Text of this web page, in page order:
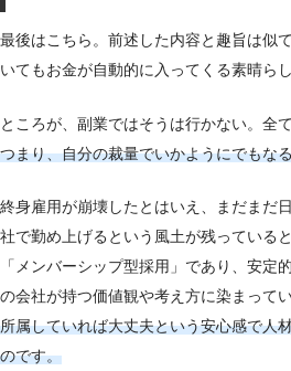
最後はこちら。前述した内容と趣旨は似
いてもお金が自動的に入ってくる素晴ら
ところが、副業ではそうは行かない。全
つまり、自分の裁量でいかようにでもな
終身雇用が崩壊したとはいえ、まだまだ
社で勤め上げるという風土が残っている
「メンバーシップ型採用」であり、安定
の会社が持つ価値観や考え方に染まって
所属していれば大丈夫という安心感で人
のです。